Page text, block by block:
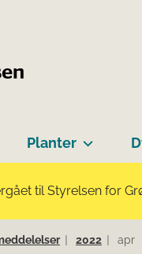
Planter
til Styrelsen for
2022 apr